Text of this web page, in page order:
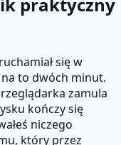
się w
to dwóch minut.
zamula
kończy się
niczego
który przez